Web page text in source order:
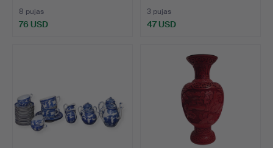
8 pujas
76 USD
3 pujas
47 USD